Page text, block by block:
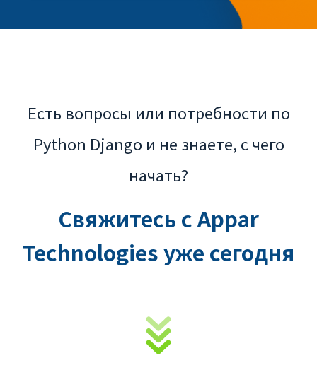
Есть вопросы или потребности по
Python Django и не знаете, с чего
начать?
Свяжитесь с Appar
Technologies уже сегодня